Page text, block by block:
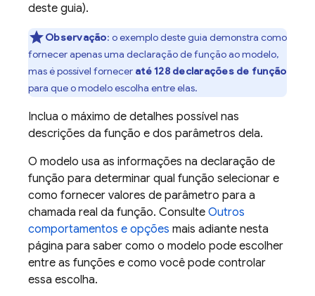
deste guia).
Observação: o exemplo deste guia demonstra como
fornecer apenas uma declaração de função ao modelo,
mas é possível fornecer até 128 declarações de função
para que o modelo escolha entre elas.
Inclua o máximo de detalhes possível nas
descrições da função e dos parâmetros dela.
O modelo usa as informações na declaração de
função para determinar qual função selecionar e
como fornecer valores de parâmetro para a
chamada real da função. Consulte Outros
comportamentos e opções mais adiante nesta
página para saber como o modelo pode escolher
entre as funções e como você pode controlar
essa escolha.